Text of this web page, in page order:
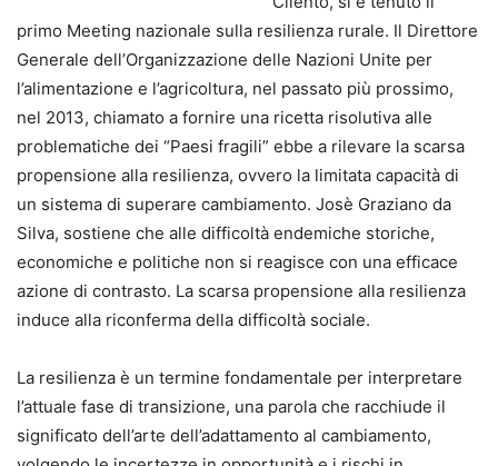
primo Meeting nazionale sulla resilienza rurale. Il Direttore
Generale dell’Organizzazione delle Nazioni Unite per
l’alimentazione e l’agricoltura, nel passato più prossimo,
nel 2013, chiamato a fornire una ricetta risolutiva alle
problematiche dei “Paesi fragili” ebbe a rilevare la scarsa
propensione alla resilienza, ovvero la limitata capacità di
un sistema di superare cambiamento. Josè Graziano da
Silva, sostiene che alle difficoltà endemiche storiche,
economiche e politiche non si reagisce con una efficace
azione di contrasto. La scarsa propensione alla resilienza
induce alla riconferma della difficoltà sociale.
La resilienza è un termine fondamentale per interpretare
l’attuale fase di transizione, una parola che racchiude il
significato dell’arte dell’adattamento al cambiamento,